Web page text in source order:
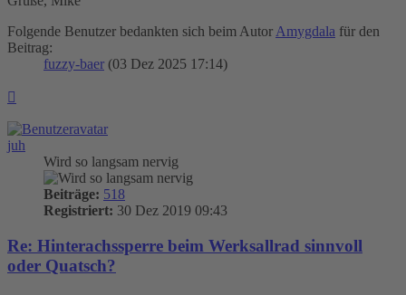
Folgende Benutzer bedankten sich beim Autor Amygdala für den
Beitrag:
fuzzy-baer (03 Dez 2025 17:14)
juh
Wird so langsam nervig
Beiträge: 518
Registriert: 30 Dez 2019 09:43
Re: Hinterachssperre beim Werksallrad sinnvoll
oder Quatsch?